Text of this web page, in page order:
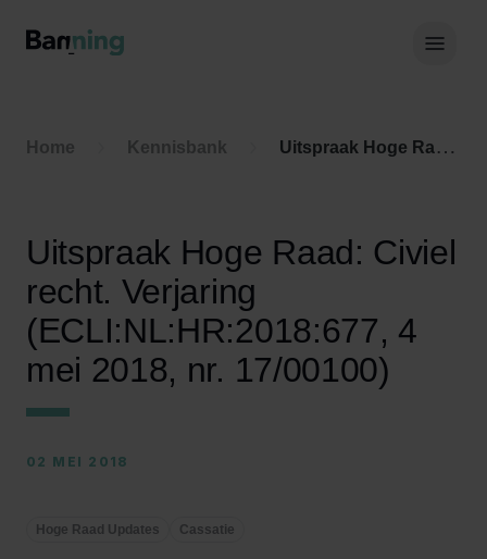
Home Kennisbank Uitspraak Hoge Raad: Civiel recht. Verjaring (ECLI:NL:HR:2018:677, 4 mei 2018, nr. 17/00100)
Uitspraak Hoge Raad: Civiel
recht. Verjaring
(ECLI:NL:HR:2018:677, 4
mei 2018, nr. 17/00100)
02 MEI 2018
Hoge Raad Updates Cassatie